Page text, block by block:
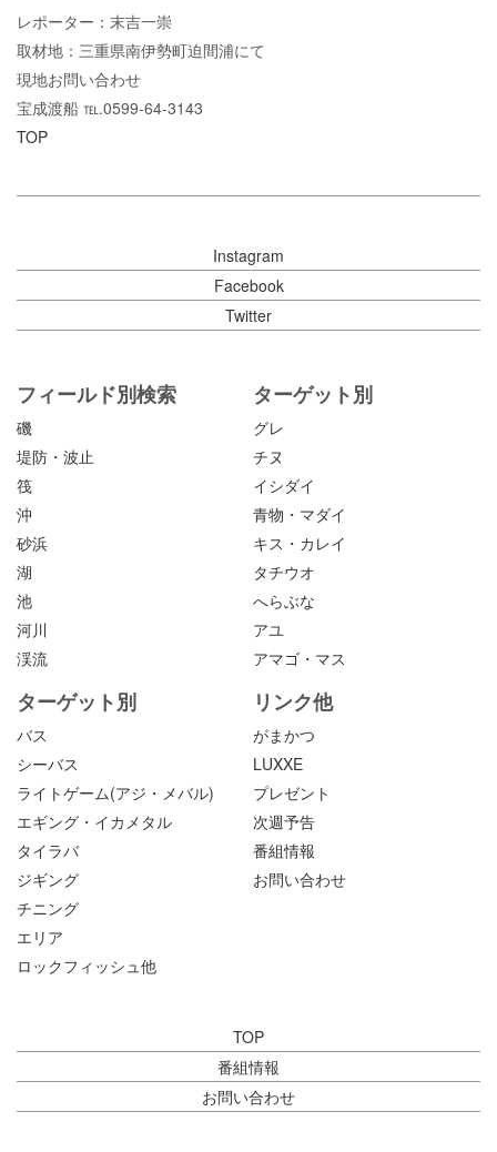
レポーター：末吉一崇
取材地：三重県南伊勢町迫間浦にて
現地お問い合わせ
宝成渡船 ℡.0599-64-3143
TOP
Instagram
Facebook
Twitter
フィールド別検索
磯
堤防・波止
筏
沖
砂浜
湖
池
河川
渓流
ターゲット別
グレ
チヌ
イシダイ
青物・マダイ
キス・カレイ
タチウオ
へらぶな
アユ
アマゴ・マス
ターゲット別
バス
シーバス
ライトゲーム(アジ・メバル)
エギング・イカメタル
タイラバ
ジギング
チニング
エリア
ロックフィッシュ他
リンク他
がまかつ
LUXXE
プレゼント
次週予告
番組情報
お問い合わせ
TOP
番組情報
お問い合わせ